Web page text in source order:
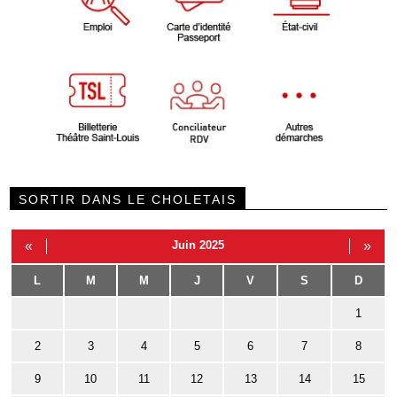
SORTIR DANS LE CHOLETAIS
« Juin 2025 »
L M M J V S D
1
2 3 4 5 6 7 8
9 10 11 12 13 14 15